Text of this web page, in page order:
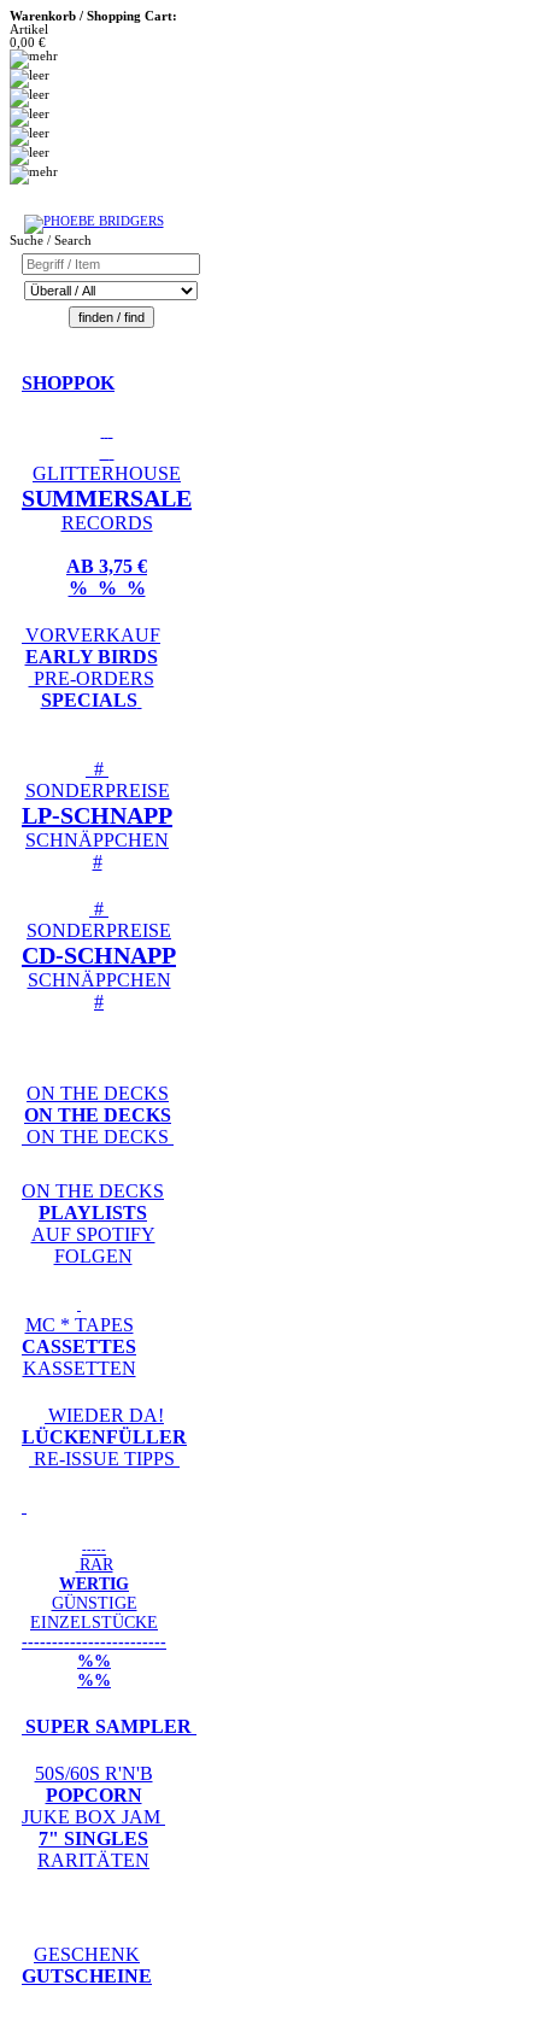
Warenkorb / Shopping Cart:
Artikel
0,00 €
Suche / Search
SHOPPOK
GLITTERHOUSE
SUMMERSALE
RECORDS
AB 3,75 €
% % %
VORVERKAUF
EARLY BIRDS
PRE-ORDERS
SPECIALS
#
SONDERPREISE
LP-SCHNAPP
SCHNÄPPCHEN
#
#
SONDERPREISE
CD-SCHNAPP
SCHNÄPPCHEN
#
ON THE DECKS
ON THE DECKS
ON THE DECKS
ON THE DECKS
PLAYLISTS
AUF SPOTIFY
FOLGEN
MC * TAPES
CASSETTES
KASSETTEN
WIEDER DA!
LÜCKENFÜLLER
RE-ISSUE TIPPS
-----
RAR
WERTIG
GÜNSTIGE
EINZELSTÜCKE
------------------------
%%
%%
SUPER SAMPLER
50S/60S R'N'B
POPCORN
JUKE BOX JAM
7" SINGLES
RARITÄTEN
GESCHENK
GUTSCHEINE